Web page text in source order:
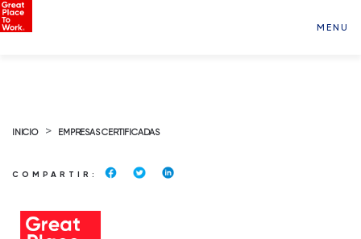
MENU
INICIO > EMPRESAS CERTIFICADAS
COMPARTIR: